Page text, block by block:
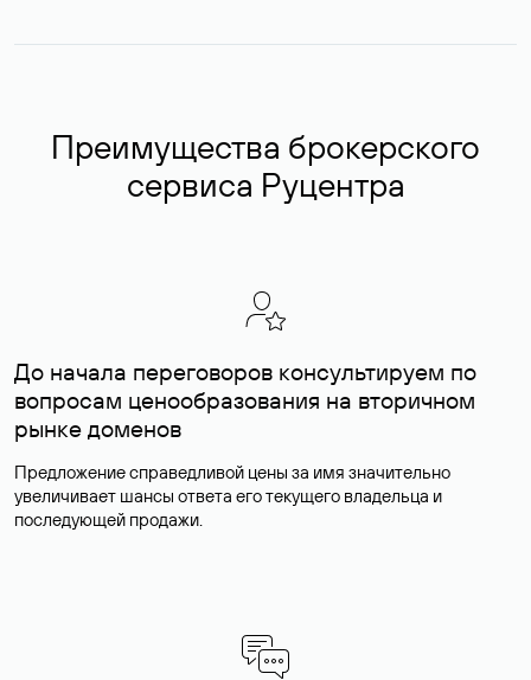
Преимущества брокерского
сервиса Руцентра
До начала переговоров консультируем по
вопросам ценообразования на вторичном
рынке доменов
Предложение справедливой цены за имя значительно
увеличивает шансы ответа его текущего владельца и
последующей продажи.